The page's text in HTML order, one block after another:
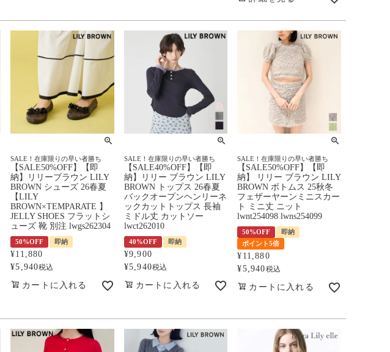
SALE！在庫限りの早い者勝ち
【SALE50%OFF】【即
納】リリーブラウン LILY
BROWN シューズ 26春夏
【LILY
BROWN×TEMPARATE 】
JELLY SHOES フラットシ
ューズ 靴 別注 lwgs262304
50%OFF 即納
¥11,880
¥5,940税込
カートに入れる
SALE！在庫限りの早い者勝ち
【SALE40%OFF】【即
納】リリー ブラウン LILY
BROWN トップス 26春夏
バックオープンヘンリーネ
ックカットトップス 長袖
ミドル丈 カットソー
lwct262010
40%OFF 即納
¥9,900
¥5,940税込
カートに入れる
SALE！在庫限りの早い者勝ち
【SALE50%OFF】【即
納】 リリー ブラウン LILY
BROWN ボトムス 25秋冬
フェザーヤーンミニスカー
ト ミニ丈 ニット
lwnt254098 lwns254099
50%OFF
即納
ポイント5倍
¥ 11,880
¥5,940税込
カートに入れる